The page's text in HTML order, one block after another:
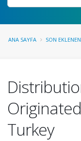
ANA SAYFA SON
Turkey